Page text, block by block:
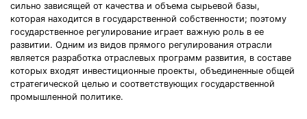
сильно зависящей от качества и объема сырьевой базы,
которая находится в государственной собственности; поэтому
государственное регулирование играет важную роль в ее
развитии. Одним из видов прямого регулирования отрасли
является разработка отраслевых программ развития, в составе
которых входят инвестиционные проекты, объединенные общей
стратегической целью и соответствующих государственной
промышленной политике.